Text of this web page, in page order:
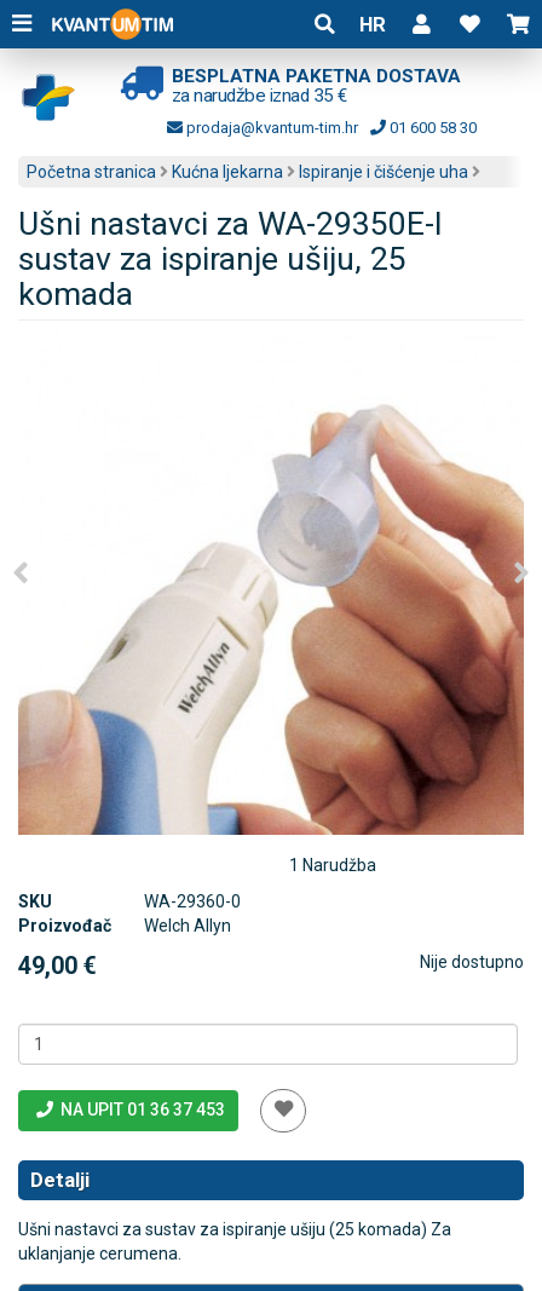
HR
BESPLATNA PAKETNA DOSTAVA
za narudžbe iznad 35 €
prodaja@kvantum-tim.hr 01 600 58 30
Početna stranica Kućna ljekarna Ispiranje i čišćenje uha
Ušni nastavci za WA-29350E-I
sustav za ispiranje ušiju, 25
komada
1 Narudžba
SKU
WA-29360-0
Proizvođač
Welch Allyn
49,00 € Nije dostupno
NA UPIT 01 36 37 453
Detalji
Ušni nastavci za sustav za ispiranje ušiju (25 komada) Za
uklanjanje cerumena.